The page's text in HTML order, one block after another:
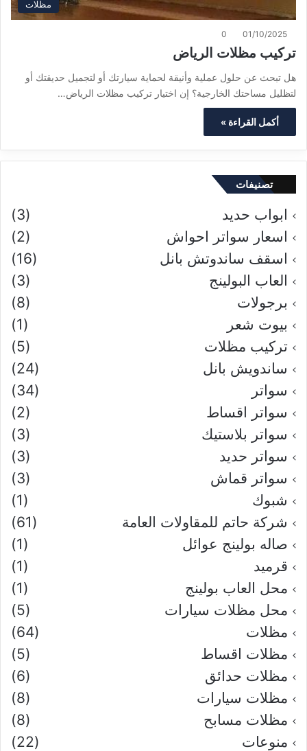
مظلات
01/10/2025
0
تركيب مظلات الرياض
هل تبحث عن حلول عملية وأنيقة لحماية سيارتك أو لتجميل حديقتك أو
لتظليل مساحتك الخارجية؟ إن اختيار تركيب مظلات الرياض…
أكمل القراءة »
تصنيفات
ابواب حديد
(3)
اسعار سواتر احواش
(2)
اسقف ساندوتش بانل
(16)
العاب البولينج
(3)
برجولات
(8)
بيوت شعر
(1)
تركيب مظلات
(5)
ساندويش بانل
(24)
سواتر
(34)
سواتر اقساط
(2)
سواتر بلاستيك
(3)
سواتر حديد
(3)
سواتر قماش
(3)
شبوك
(1)
شركة حاتم للمقاولات العامة
(61)
صاله بولينج عوائل
(1)
قرميد
(1)
محل العاب بولينج
(1)
محل مظلات سيارات
(5)
مظلات
(64)
مظلات اقساط
(5)
مظلات حدائق
(6)
مظلات سيارات
(8)
مظلات مسابح
(8)
منوعات
(22)